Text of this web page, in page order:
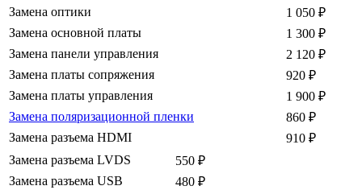
Замена оптики
1 050 ₽
Замена основной платы
1 300 ₽
Замена панели управления
2 120 ₽
Замена платы сопряжения
920 ₽
Замена платы управления
1 900 ₽
Замена поляризационной пленки
860 ₽
Замена разъема HDMI
910 ₽
Замена разъема LVDS
550 ₽
Замена разъема USB
480 ₽